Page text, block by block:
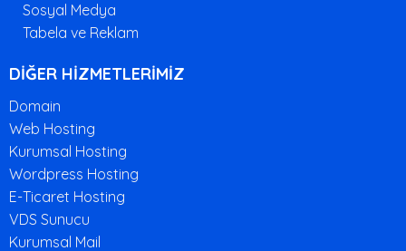
Sosyal Medya
Tabela ve Reklam
DİĞER HİZMETLERİMİZ
Domain
Web Hosting
Kurumsal Hosting
Wordpress Hosting
E-Ticaret Hosting
VDS Sunucu
Kurumsal Mail